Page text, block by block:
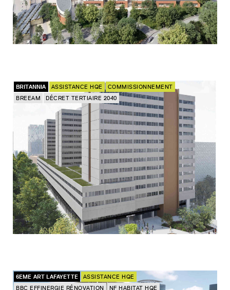
BRITANNIA ASSISTANCE HQE
COMMISSIONNEMENT
BREEAM
DÉCRET TERTIAIRE 2040
6EME ART LAFAYETTE
ASSISTANCE HQE
BBC EFFINERGIE RÉNOVATION
NF HABITAT HQE